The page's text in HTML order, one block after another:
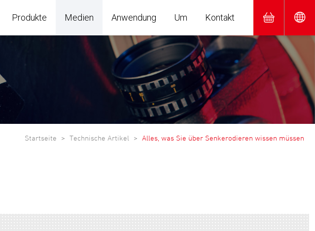
Produkte Medien Anwendung Um Kontakt
Startseite Technische Artikel Alles, was Sie über Senkerodieren wissen müssen